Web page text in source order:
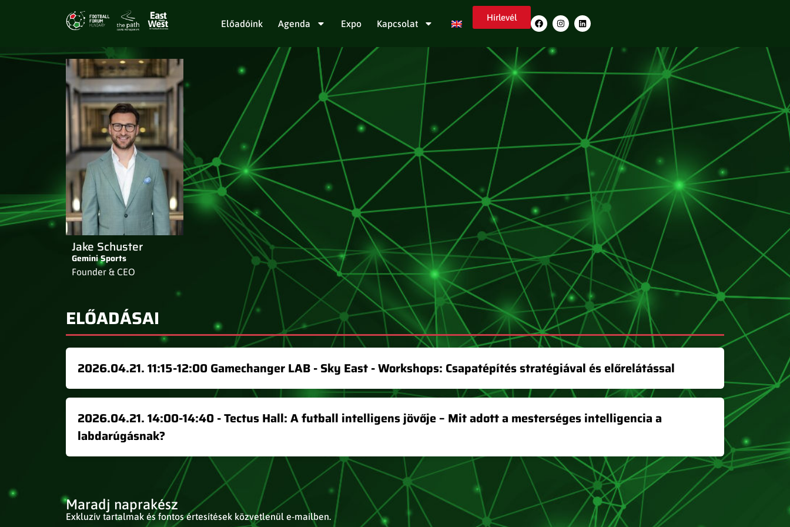
Előadóink Agenda Expo Kapcsolat
Hírlevél
Jake Schuster
Gemini Sports
Founder & CEO
ELŐADÁSAI
2026.04.21. 11:15-12:00 Gamechanger LAB - Sky East - Workshops: Csapatépítés stratégiával és előrelátással
2026.04.21. 14:00-14:40 - Tectus Hall: A futball intelligens jövője – Mit adott a mesterséges intelligencia a
labdarúgásnak?
Maradj naprakész
Exkluzív tartalmak és fontos értesítések közvetlenül e-mailben.